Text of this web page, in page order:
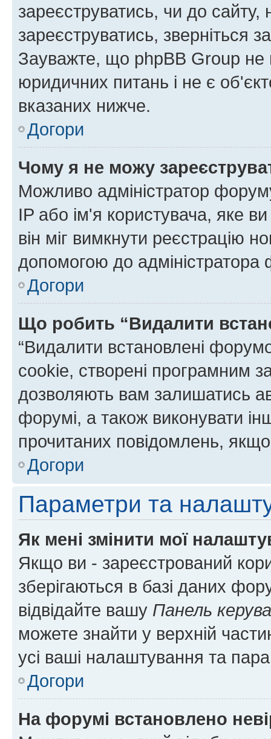
зареєструватись, чи до
зареєструватись, зверніться
Зауважте, що phpBB Group не
юридичних питань і не є
вказаних нижче.
Догори
Чому я не можу
Можливо адміністратор
IP або ім'я користувача, яке
він міг вимкнути реєстрацію
допомогою до адміністратора
Догори
Що робить “Видалити
“Видалити встановлені
cookie, створені програмним
дозволяють вам залишатись
форумі, а також виконувати
прочитаних повідомлень,
Догори
Параметри та
Як мені змінити мої
Якщо ви - зареєстрований
зберігаються в базі даних
відвідайте вашу Панель
можете знайти у верхній
усі ваші налаштування та
Догори
На форумі встановлено